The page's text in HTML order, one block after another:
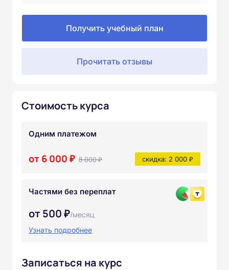
Получить учебный план
Прочитать отзывы
Стоимость курса
Одним платежом
от 6 000 ₽ 8 000 ₽ скидка: 2 000 ₽
Частями без переплат
от 500 ₽/месяц
Узнать подробнее
Записаться на курс